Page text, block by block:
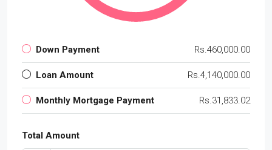
Down Payment Rs.460,000.00
Loan Amount Rs.4,140,000.00
Monthly Mortgage Payment Rs.31,833.02
Total Amount